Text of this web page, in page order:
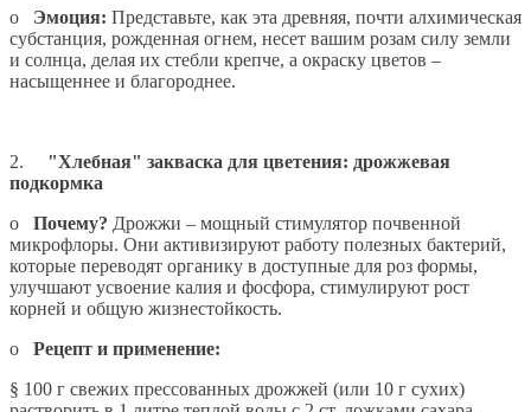
o Эмоция: Представьте, как эта древняя, почти алхимическая
субстанция, рожденная огнем, несет вашим розам силу земли
и солнца, делая их стебли крепче, а окраску цветов –
насыщеннее и благороднее.
2. "Хлебная" закваска для цветения: дрожжевая
подкормка
o Почему? Дрожжи – мощный стимулятор почвенной
микрофлоры. Они активизируют работу полезных бактерий,
которые переводят органику в доступные для роз формы,
улучшают усвоение калия и фосфора, стимулируют рост
корней и общую жизнестойкость.
o Рецепт и применение:
§ 100 г свежих прессованных дрожжей (или 10 г сухих)